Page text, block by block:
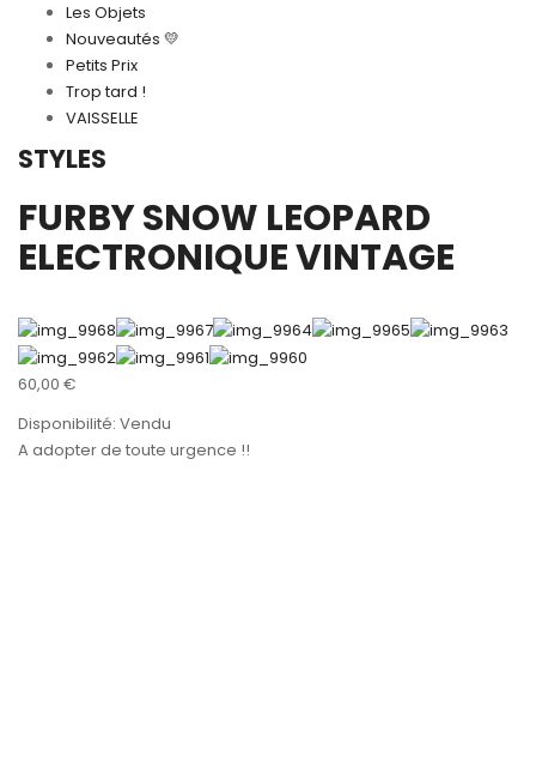
Les Objets
Nouveautés 💛
Petits Prix
Trop tard !
VAISSELLE
STYLES
FURBY SNOW LEOPARD
ELECTRONIQUE VINTAGE
60,00 €
Disponibilité: Vendu
A adopter de toute urgence !!